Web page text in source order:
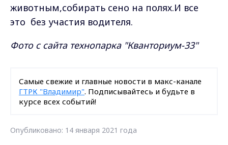
животным,собирать сено на полях.И все
это без участия водителя.
Фото с сайта технопарка "Кванториум-33"
Самые свежие и главные новости в макс-канале
ГТРК "Владимир". Подписывайтесь и будьте в
курсе всех событий!
Опубликовано: 14 января 2021 года